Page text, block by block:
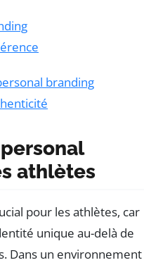
branding
athlètes
pour les athlètes, car
unique au-delà de
Dans un environnement